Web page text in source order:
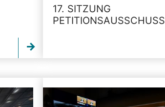
17. SITZUNG
PETITIONSAUSSCHUSS